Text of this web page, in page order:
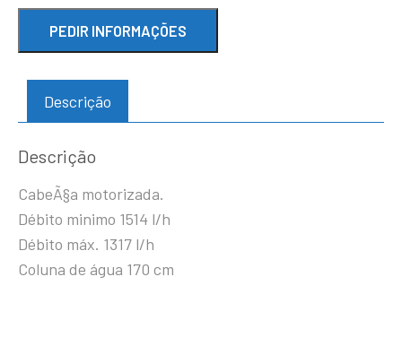
Descrição
Descrição
CabeÃ§a motorizada.
Débito minimo 1514 l/h
Débito máx. 1317 l/h
Coluna de água 170 cm